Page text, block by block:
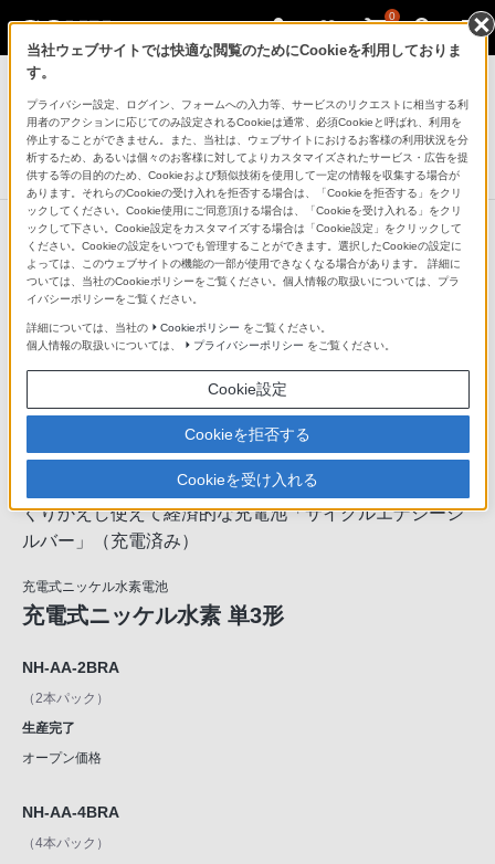
0
モバイルバッテリー／電池
充電式ニッケル水素電池
充電式ニッケル水素 単3形
DISCONTINUED 生産完了
NH-AA-2BRA
くりかえし使えて経済的な充電池「サイクルエナジーシ
ルバー」（充電済み）
充電式ニッケル水素電池
充電式ニッケル水素 単3形
NH-AA-2BRA
（2本パック）
生産完了
オープン価格
NH-AA-4BRA
（4本パック）
当社ウェブサイトでは快適な閲覧のためにCookieを利用しておりま
す。
プライバシー設定、ログイン、フォームへの入力等、サービスのリクエストに相当する利
用者のアクションに応じてのみ設定されるCookieは通常、必須Cookieと呼ばれ、利用を
停止することができません。また、当社は、ウェブサイトにおけるお客様の利用状況を分
析するため、あるいは個々のお客様に対してよりカスタマイズされたサービス・広告を提
供する等の目的のため、Cookieおよび類似技術を使用して一定の情報を収集する場合が
あります。それらのCookieの受け入れを拒否する場合は、「Cookieを拒否する」をクリ
ックしてください。Cookie使用にご同意頂ける場合は、「Cookieを受け入れる」をクリ
ックして下さい。Cookie設定をカスタマイズする場合は「Cookie設定」をクリックして
ください。Cookieの設定をいつでも管理することができます。選択したCookieの設定に
よっては、このウェブサイトの機能の一部が使用できなくなる場合があります。 詳細に
ついては、当社のCookieポリシーをご覧ください。個人情報の取扱いについては、プラ
イバシーポリシーをご覧ください。
詳細については、当社の Cookieポリシー をご覧ください。
個人情報の取扱いについては、
プライバシーポリシー をご覧ください。
Cookie設定
Cookieを拒否する
Cookieを受け入れる